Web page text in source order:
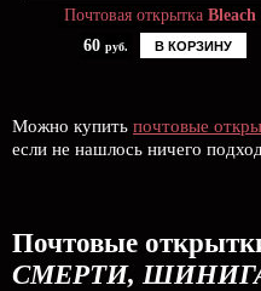
Почтовая открытка Bleach
60 руб. В КОРЗИНУ
Можно купить почтовые
если не нашлось ничего
Почтовые
СМЕРТИ,